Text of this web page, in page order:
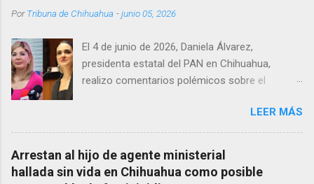
Estrada, quien se desempeñó como presidente
un médico reconocido en la región.
PorTribuna de Chihuahua -junio 05, 2026
El 4 de junio de 2026, Daniela Álvarez,
presidenta estatal del PAN en Chihuahua,
realizo comentarios polémicos sobre el
Chávez. “acuérdense que su bebé está por
nacer”, expresó al ser cuestionada sobre si la
retaría a tomarse una foto en un restaurante
de Texas como una prueba de que si cuenta
con VISA Álvarez añadió: “Yo no sé dónde irá a
LEER MÁS
Arrestan al hijo de agente ministerial
hallada sin vida en Chihuahua como posible